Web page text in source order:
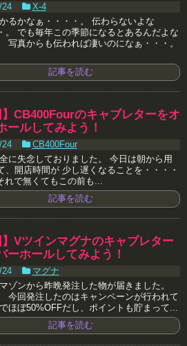
24
X-4
るかなぁ・・・・。 伝わらないよな
。 でも毎年この季節になるとあるんだよな
写真からも伝われば凄いのになぁ・・・。
記事を読む
】CB400Fourのキャブレターをオ
ールしてみよう！
24
CB400Four
に失念しておりました。 今日は朝から用
、開店時間が 少し遅くなることを・・・・
れで無くてもこの前も...
記事を読む
】Vツインマグナのキャブレター
ーホールしてみよう！
24
マグナ
ゾンから昨晩発注した物が届きました。
今回発注したのはキャンペーンが行われて
ほぼ50%OFFだし、ポイントも貯まって...
記事を読む